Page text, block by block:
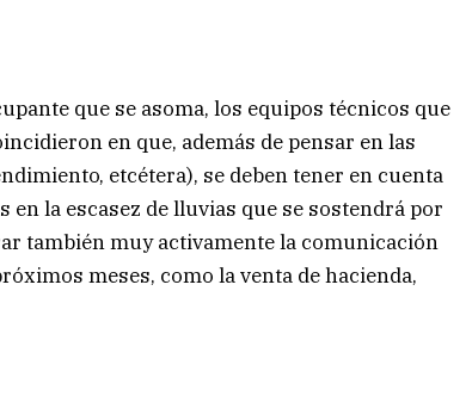
que se asoma, los equipos técnicos que
en que, además de pensar en las
etcétera), se deben tener en cuenta
la escasez de lluvias que se sostendrá por
también muy activamente la comunicación
meses, como la venta de hacienda,